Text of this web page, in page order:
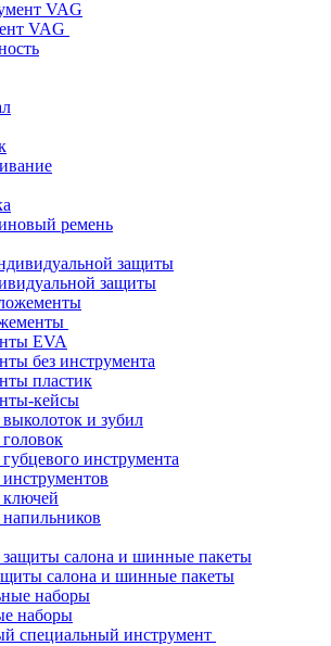
VAG
ремень
защиты
EVA
без инструмента
пластик
кейсы
и зубил
инструмента
салона и шинные пакеты
наборы
специальный инструмент